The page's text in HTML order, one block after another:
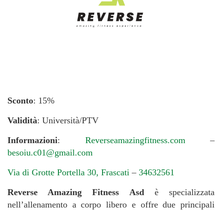
Sconto: 15%
Validità: Università/PTV
Informazioni: Reverseamazingfitness.com –
besoiu.c01@gmail.com
Via di Grotte Portella 30, Frascati – 34632561
Reverse Amazing Fitness Asd è specializzata
nell’allenamento a corpo libero e offre due principali